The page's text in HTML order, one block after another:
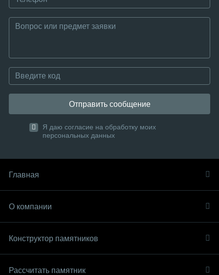
Отправить сообщение
Я даю согласие на обработку моих
персональных данных
Главная
О компании
Конструктор памятников
Рассчитать памятник